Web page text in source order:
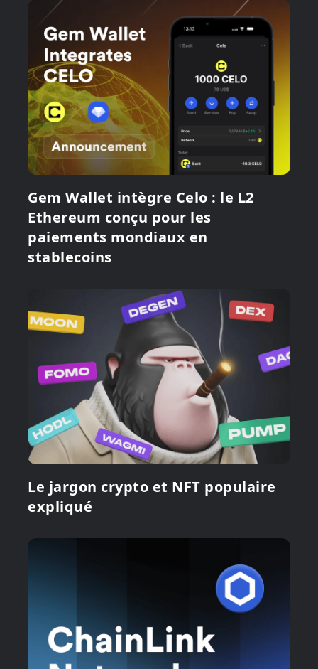
Gem Wallet intègre Celo : le L2
Ethereum conçu pour les
paiements mondiaux en
stablecoins
Le jargon crypto et NFT populaire
expliqué